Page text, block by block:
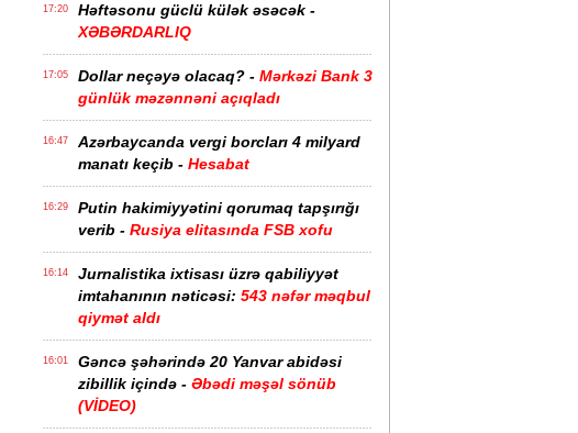
17:20
Həftəsonu güclü külək əsəcək -
XƏBƏRDARLIQ
17:05 Dollar neçəyə olacaq? - Mərkəzi Bank 3
günlük məzənnəni açıqladı
16:47
Azərbaycanda vergi borcları 4 milyard
manatı keçib - Hesabat
16:29
Putin hakimiyyətini qorumaq tapşırığı
verib - Rusiya elitasında FSB xofu
16:14
Jurnalistika ixtisası üzrə qabiliyyət
imtahanının nəticəsi: 543 nəfər məqbul
qiymət aldı
16:01
Gəncə şəhərində 20 Yanvar abidəsi
zibillik içində - Əbədi məşəl sönüb
(VİDEO)